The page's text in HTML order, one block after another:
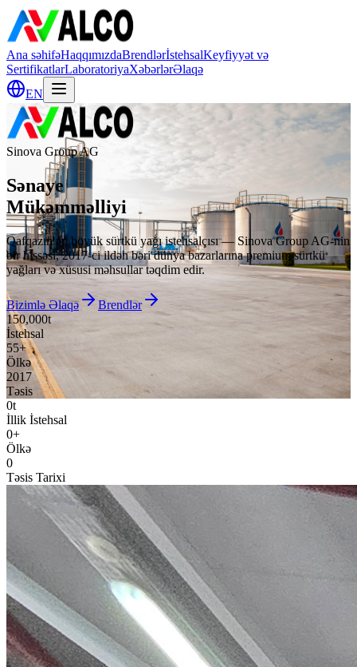
Ana səhifəHaqqımızdaBrendlərİstehsalKeyfiyyət və
SertifikatlarLaboratoriyaXəbərlərƏlaqə
EN
Sinova Group AG
Sənaye
Mükəmməlliyi
Qafqazın ən böyük sürtkü yağı istehsalçısı — Sinova Group AG-nin
bir hissəsi, 2017-ci ildən bəri dünya bazarlarına premium sürtkü
yağları və xüsusi məhsullar təqdim edir.
Bizimlə Əlaqə
Brendlər
150,000t
İstehsal
55+
Ölkə
2017
Təsis
0t
İllik İstehsal
0+
Ölkə
0
Təsis Tarixi